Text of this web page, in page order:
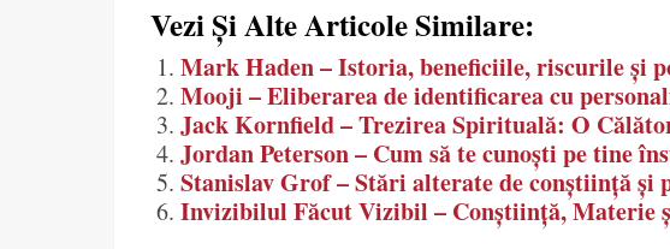
Vezi Și Alte Articole Similare:
Mark Haden – Istoria, beneficiile, riscurile
Mooji – Eliberarea de identificarea cu
Jack Kornfield – Trezirea Spirituală: O
Jordan Peterson – Cum să te cunoști pe tine
Stanislav Grof – Stări alterate de conștiință
Invizibilul Făcut Vizibil – Conștiință, Materie